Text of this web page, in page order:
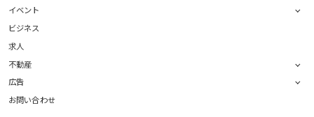
イベント
ビジネス
求人
不動産
広告
お問い合わせ